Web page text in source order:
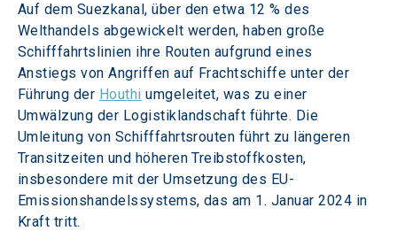
Auf dem Suezkanal, über den etwa 12 % des
Welthandels abgewickelt werden, haben große
Schifffahrtslinien ihre Routen aufgrund eines
Anstiegs von Angriffen auf Frachtschiffe unter der
Führung der Houthi umgeleitet, was zu einer
Umwälzung der Logistiklandschaft führte. Die
Umleitung von Schifffahrtsrouten führt zu längeren
Transitzeiten und höheren Treibstoffkosten,
insbesondere mit der Umsetzung des EU-
Emissionshandelssystems, das am 1. Januar 2024 in
Kraft tritt.